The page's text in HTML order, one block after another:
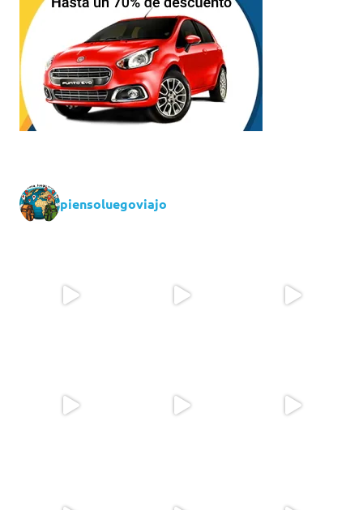
piensoluegoviajo